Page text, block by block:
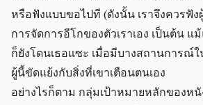
หรือฟังแบบขอไปที (ดังนั้น เราจึงควรฟัง
การจัดการอีโกของตัวเราเอง เป็นต้น แ
ก็ยังโดนเธอแซะ เมื่อมีบางสถานการณ์
ผู้นี้ขัดแย้งกับสิ่งที่เขาเตือนตนเอง
อย่างไรก็ตาม กลุ่มเป้าหมายหลักของห